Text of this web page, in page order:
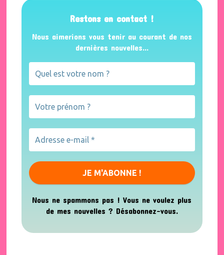
Restons en contact !
Nous aimerions vous tenir au courant de nos
dernières nouvelles...
Nous ne spammons pas ! Vous ne voulez plus
de mes nouvelles ? Désabonnez-vous.